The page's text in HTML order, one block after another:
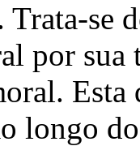
se
por sua
Esta
longo